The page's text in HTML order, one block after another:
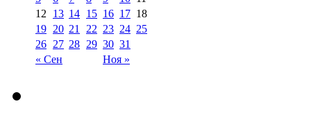
« Сен Ноя »
12
13 14 15 16 17 18
19 20 21 22 23 24 25
26 27 28 29 30 31